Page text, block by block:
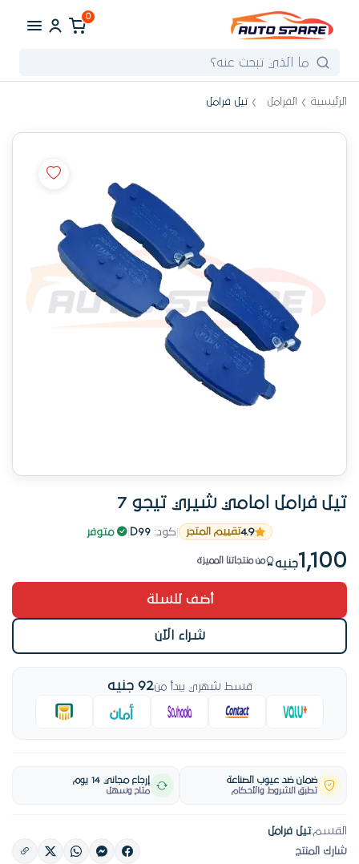
0
الرئيسية الفرامل تيل فرامل
تيل فرامل امامي شيري تيجو 7
4.9تقييم المتجر كود: D99 متوفر
1,100جنيه
بتخلص بسرعة
من منتجاتنا المميزة
أضف للسلة
شراء الآن
قسط شهري يبدأ من92 جنيه
ضمان ضد عيوب الصناعة
تطبق الشروط والأحكام
إرجاع مجاني 14 يوم
متاح وسهل
القسم:تيل فرامل
شارك المنتج